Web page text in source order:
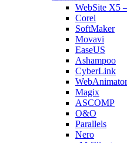
WebSite X5
Corel
SoftMaker
Movavi
EaseUS
Ashampoo
CyberLink
WebAnimator
Magix
ASCOMP
O&O
Parallels
Nero